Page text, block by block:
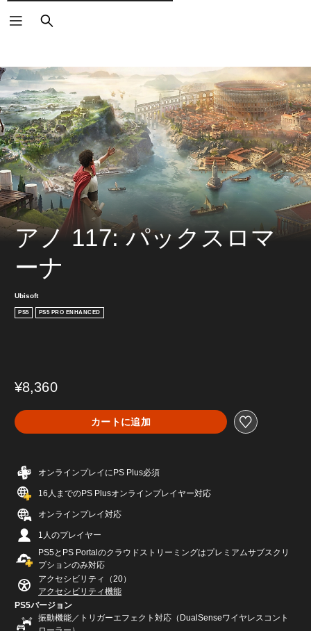
検
索
アノ 117: パックスロマ
ーナ
Ubisoft
PS5 PS5 PRO ENHANCED
¥8,360
カートに追加
オンラインプレイにPS Plus必須
16人までのPS Plusオンラインプレイヤー対応
オンラインプレイ対応
1人のプレイヤー
PS5とPS Portalのクラウドストリーミングはプレミアムサブスクリ
プションのみ対応
アクセシビリティ（20）
アクセシビリティ機能
PS5バージョン
振動機能／トリガーエフェクト対応（DualSenseワイヤレスコント